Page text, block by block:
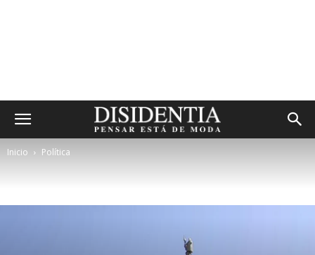
Inicio Política